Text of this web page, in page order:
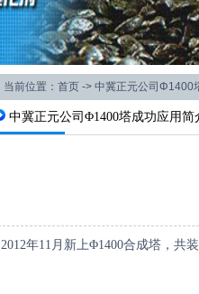
当前位置： 首页 -> 中冀正元公司Φ1400
中冀正元公司Φ1400塔成功应用简
2012年11 月新上Φ1400合成塔，共